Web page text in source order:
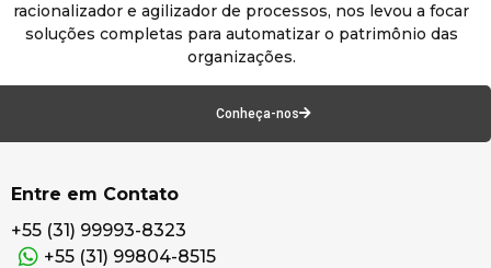
racionalizador e agilizador de processos, nos levou a focar
soluções completas para automatizar o patrimônio das
organizações.
Conheça-nos
Entre em Contato
+55 (31) 99993-8323
+55 (31) 99804-8515